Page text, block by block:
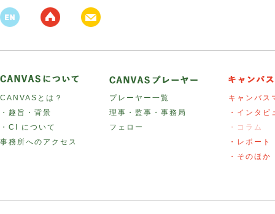
CANVASとは？
・趣旨・背景
・CI について
事務所へのアクセス
プレーヤー一覧
理事・監事・事務局
フェロー
キャンバス
・インタビ
・コラム
・レポート
・そのほか